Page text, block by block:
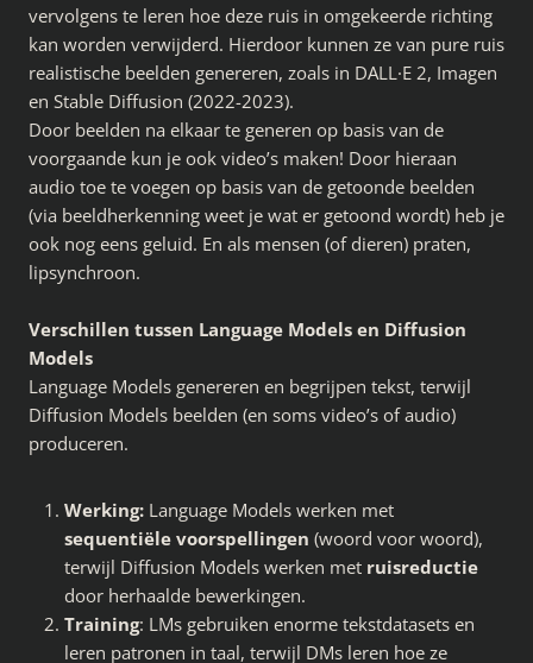
vervolgens te leren hoe deze ruis in omgekeerde richting
kan worden verwijderd. Hierdoor kunnen ze van pure ruis
realistische beelden genereren, zoals in DALL·E 2, Imagen
en Stable Diffusion (2022-2023).
Door beelden na elkaar te generen op basis van de
voorgaande kun je ook video’s maken! Door hieraan
audio toe te voegen op basis van de getoonde beelden
(via beeldherkenning weet je wat er getoond wordt) heb je
ook nog eens geluid. En als mensen (of dieren) praten,
lipsynchroon.
Verschillen tussen Language Models en Diffusion
Models
Language Models genereren en begrijpen tekst, terwijl
Diffusion Models beelden (en soms video’s of audio)
produceren.
Werking: Language Models werken met
sequentiële voorspellingen (woord voor woord),
terwijl Diffusion Models werken met ruisreductie
door herhaalde bewerkingen.
Training: LMs gebruiken enorme tekstdatasets en
leren patronen in taal, terwijl DMs leren hoe ze